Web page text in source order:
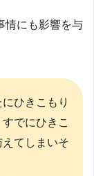
情にも影響を与
ひきこもり
でにひきこ
てしまいそ